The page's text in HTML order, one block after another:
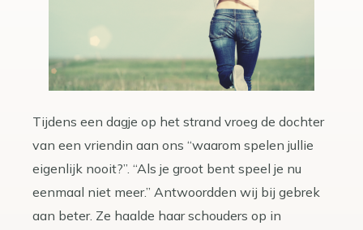
Tijdens een dagje op het strand vroeg de dochter
van een vriendin aan ons “waarom spelen jullie
eigenlijk nooit?”. “Als je groot bent speel je nu
eenmaal niet meer.” Antwoordden wij bij gebrek
aan beter. Ze haalde haar schouders op in